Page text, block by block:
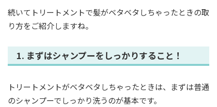
続いてトリートメントで髪がベタベタしちゃったときの取
り方をご紹介しますね。
1. まずはシャンプーをしっかりすること！
トリートメントがベタベタしちゃったときは、まずは普通
のシャンプーでしっかり洗うのが基本です。